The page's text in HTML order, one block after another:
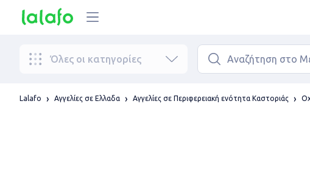
Όλες οι κατηγορίες
Lalafo Αγγελίες σε Ελλαδα Αγγελίες σε Περιφερειακή ενότητα Καστοριάς